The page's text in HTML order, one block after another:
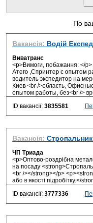
По
Вакансія: Водій
Виватранс
<p>Вимоги, побажання: </
Атего ,Спринтер с опытом
водитель экспедитор на
Киев <br />область,
опытом работы, без<br />
ID вакансії: 3835581
Вакансія:
ЧП Триада
<p>Оптово-роздрібна
на посаду
<br /></strong></p>
або в якості підробітку.</
ID вакансії: 3777336